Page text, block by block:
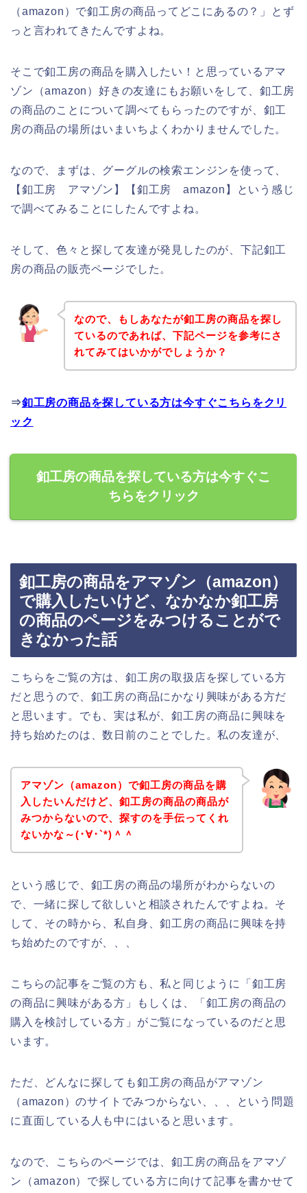
（amazon）で釦工房の商品ってどこにあるの？」とず
っと言われてきたんですよね。
そこで釦工房の商品を購入したい！と思っているアマ
ゾン（amazon）好きの友達にもお願いをして、釦工房
の商品のことについて調べてもらったのですが、釦工
房の商品の場所はいまいちよくわかりませんでした。
なので、まずは、グーグルの検索エンジンを使って、
【釦工房 アマゾン】【釦工房 amazon】という感じ
で調べてみることにしたんですよね。
そして、色々と探して友達が発見したのが、下記釦工
房の商品の販売ページでした。
なので、もしあなたが釦工房の商品を探し
ているのであれば、下記ページを参考にさ
れてみてはいかがでしょうか？
⇒釦工房の商品を探している方は今すぐこちらをクリ
ック
釦工房の商品を探している方は今すぐこ
ちらをクリック
釦工房の商品をアマゾン（amazon）
で購入したいけど、なかなか釦工房
の商品のページをみつけることがで
きなかった話
こちらをご覧の方は、釦工房の取扱店を探している方
だと思うので、釦工房の商品にかなり興味がある方だ
と思います。でも、実は私が、釦工房の商品に興味を
持ち始めたのは、数日前のことでした。私の友達が、
アマゾン（amazon）で釦工房の商品を購
入したいんだけど、釦工房の商品の商品が
みつからないので、探すのを手伝ってくれ
ないかな～(･∀･`*)＾＾
という感じで、釦工房の商品の場所がわからないの
で、一緒に探して欲しいと相談されたんですよね。そ
して、その時から、私自身、釦工房の商品に興味を持
ち始めたのですが、、、
こちらの記事をご覧の方も、私と同じように「釦工房
の商品に興味がある方」もしくは、「釦工房の商品の
購入を検討している方」がご覧になっているのだと思
います。
ただ、どんなに探しても釦工房の商品がアマゾン
（amazon）のサイトでみつからない、、、という問題
に直面している人も中にはいると思います。
なので、こちらのページでは、釦工房の商品をアマゾ
ン（amazon）で探している方に向けて記事を書かせて